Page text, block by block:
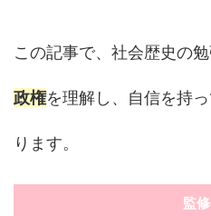
この記事で、社会歴史の勉
政権を理解し、自信を持
ります。
監